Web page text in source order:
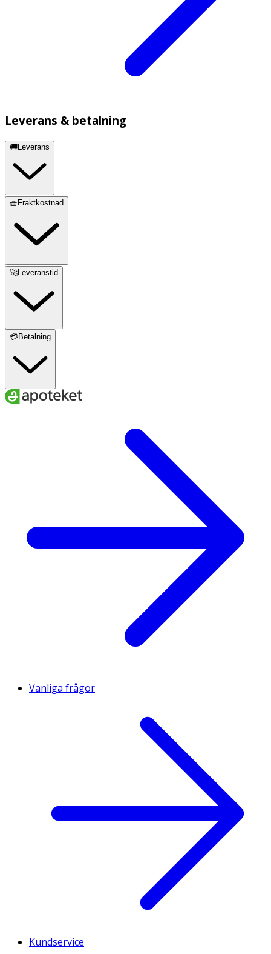
Leverans & betalning
🚚Leverans
🧺Fraktkostnad
🚀Leveranstid
💳Betalning
Vanliga frågor
Kundservice